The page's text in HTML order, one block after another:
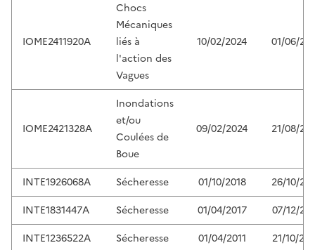
IOME2411920A
Chocs
Mécaniques
liés à
l'action des
Vagues
10/02/2024 01/06/
IOME2421328A
Inondations
et/ou
Coulées de
Boue
09/02/2024 21/08/
INTE1926068A Sécheresse 01/10/2018
26/10/
INTE1831447A
Sécheresse 01/04/2017
07/12/
INTE1236522A
Sécheresse 01/04/2011 21/10/